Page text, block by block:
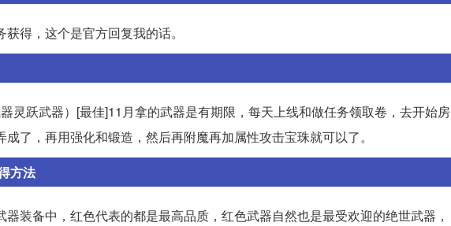
得，这个是官方回复我的话。
灵跃武器）[最佳]11月拿的武器是有期限，每天上线和做任务领取卷，去开始房
了，再用强化和锻造，然后再附魔再加属性攻击宝珠就可以了。
方法
装备中，红色代表的都是最高品质，红色武器自然也是最受欢迎的绝世武器，